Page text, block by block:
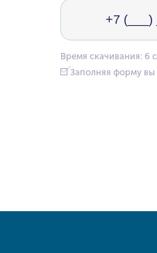
Время скачивания: 6
Заполняя форму вы